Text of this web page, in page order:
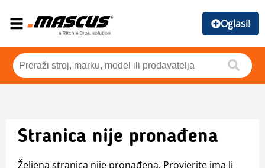
Oglasi!
Stranica nije pronađena
Željena stranica nije pronađena. Provjerite ima li